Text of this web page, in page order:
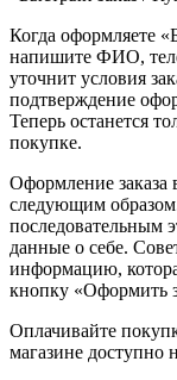
Когда оформляете
напишите ФИО,
уточнит условия
подтверждение
Теперь останется
покупке.
Оформление заказа
следующим
последовательным
данные о себе.
информацию,
кнопку «Оформить
Оплачивайте
магазине доступно